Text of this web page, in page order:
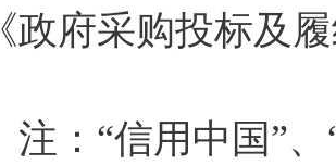
《政府采购投标及
注：“信用中国”、